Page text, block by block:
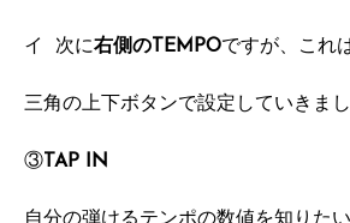
イ 次に右側のTEMPOですが、これ
三角の上下ボタンで設定していきまし
③ TAP IN
自分の弾けるテンポの数値を知りた